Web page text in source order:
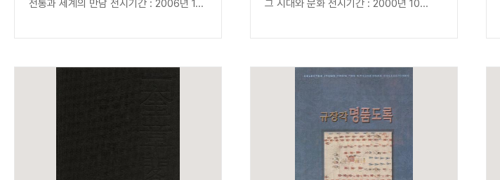
전통과 세계의 만남 전시기간 : 2006년 1...
그 시대와 문화 전시기간 : 2000년 10...